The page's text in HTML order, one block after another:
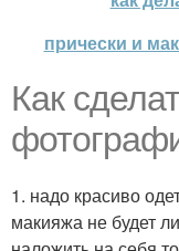
прически и
Как
1. надо красиво
макияжа не будет